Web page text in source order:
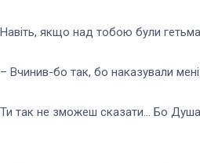
Навіть, якщо над тобою були
– Вчинив-бо так, бо наказували
Ти так не зможеш сказати… Бо